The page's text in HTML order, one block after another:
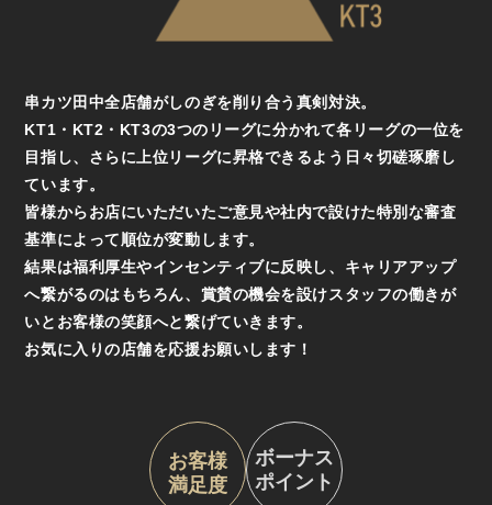
串カツ田中全店舗がしのぎを削り合う真剣対決。
KT1・KT2・KT3の3つのリーグに分かれて各リーグの一位を
目指し、さらに上位リーグに昇格できるよう日々切磋琢磨し
ています。
皆様からお店にいただいたご意見や社内で設けた特別な審査
基準によって順位が変動します。
結果は福利厚生やインセンティブに反映し、キャリアアップ
へ繋がるのはもちろん、賞賛の機会を設けスタッフの働きが
いとお客様の笑顔へと繋げていきます。
お気に入りの店舗を応援お願いします！
お客様
満足度
ボーナス
ポイント